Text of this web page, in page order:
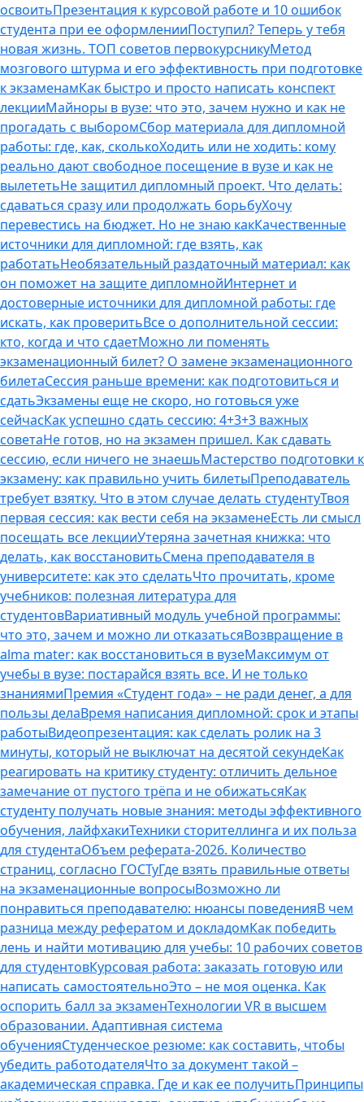
освоитьПрезентация к курсовой работе и 10 ошибок
студента при ее оформленииПоступил? Теперь у тебя
новая жизнь. ТОП советов первокурсникуМетод
мозгового штурма и его эффективность при подготовке
к экзаменамКак быстро и просто написать конспект
лекцииМайноры в вузе: что это, зачем нужно и как не
прогадать с выборомСбор материала для дипломной
работы: где, как, сколькоХодить или не ходить: кому
реально дают свободное посещение в вузе и как не
вылететьНе защитил дипломный проект. Что делать:
сдаваться сразу или продолжать борьбуХочу
перевестись на бюджет. Но не знаю какКачественные
источники для дипломной: где взять, как
работатьНеобязательный раздаточный материал: как
он поможет на защите дипломнойИнтернет и
достоверные источники для дипломной работы: где
искать, как проверитьВсе о дополнительной сессии:
кто, когда и что сдаетМожно ли поменять
экзаменационный билет? О замене экзаменационного
билетаСессия раньше времени: как подготовиться и
сдатьЭкзамены еще не скоро, но готовься уже
сейчасКак успешно сдать сессию: 4+3+3 важных
советаНе готов, но на экзамен пришел. Как сдавать
сессию, если ничего не знаешьМастерство подготовки к
экзамену: как правильно учить билетыПреподаватель
требует взятку. Что в этом случае делать студентуТвоя
первая сессия: как вести себя на экзаменеЕсть ли смысл
посещать все лекцииУтеряна зачетная книжка: что
делать, как восстановитьСмена преподавателя в
университете: как это сделатьЧто прочитать, кроме
учебников: полезная литература для
студентовВариативный модуль учебной программы:
что это, зачем и можно ли отказатьсяВозвращение в
alma mater: как восстановиться в вузеМаксимум от
учебы в вузе: постарайся взять все. И не только
знаниямиПремия «Студент года» – не ради денег, а для
пользы делаВремя написания дипломной: срок и этапы
работыВидеопрезентация: как сделать ролик на 3
минуты, который не выключат на десятой секундеКак
реагировать на критику студенту: отличить дельное
замечание от пустого трёпа и не обижатьсяКак
студенту получать новые знания: методы эффективного
обучения, лайфхакиТехники сторителлинга и их польза
для студентаОбъем реферата-2026. Количество
страниц, согласно ГОСТуГде взять правильные ответы
на экзаменационные вопросыВозможно ли
понравиться преподавателю: нюансы поведенияВ чем
разница между рефератом и докладомКак победить
лень и найти мотивацию для учебы: 10 рабочих советов
для студентовКурсовая работа: заказать готовую или
написать самостоятельноЭто – не моя оценка. Как
оспорить балл за экзаменТехнологии VR в высшем
образовании. Адаптивная система
обученияСтуденческое резюме: как составить, чтобы
убедить работодателяЧто за документ такой –
академическая справка. Где и как ее получитьПринципы